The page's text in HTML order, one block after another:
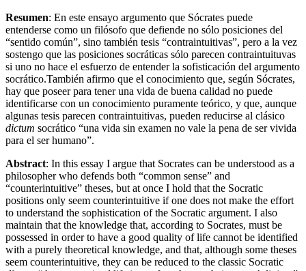
Resumen: En este ensayo argumento que Sócrates puede
entenderse como un filósofo que defiende no sólo posiciones del
“sentido común”, sino también tesis “contraintuitivas”, pero a la vez
sostengo que las posi­ciones socráticas sólo parecen contraintuituvas
si uno no hace el esfuer­zo de entender la sofisticación del argumento
socrático.También afirmo que el conocimiento que, según Sócrates,
hay que poseer para tener una vida de buena calidad no puede
identificarse con un conocimiento pu­ramente teórico, y que, aunque
algunas tesis parecen contraintuitivas, pueden reducirse al clásico
dictum socrático “una vida sin examen no vale la pena de ser vivida
para el ser humano”.
Abstract: In this essay I argue that Socrates can be understood as a
phi­losopher who defends both “common sense” and
“counterintuitive” theses, but at once I hold that the Socratic
positions only seem counterin­tuitive if one does not make the effort
to understand the sophistication of the Socratic argument. I also
maintain that the knowledge that, accor­ding to Socrates, must be
possessed in order to have a good quality of life cannot be identified
with a purely theoretical knowledge, and that, although some theses
seem counterintuitive, they can be reduced to the classic Socratic